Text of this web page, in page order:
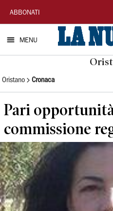
La
Nuova
Sardegna
ABBONATI
MENU
Oristano Cronaca
Pari
commissione